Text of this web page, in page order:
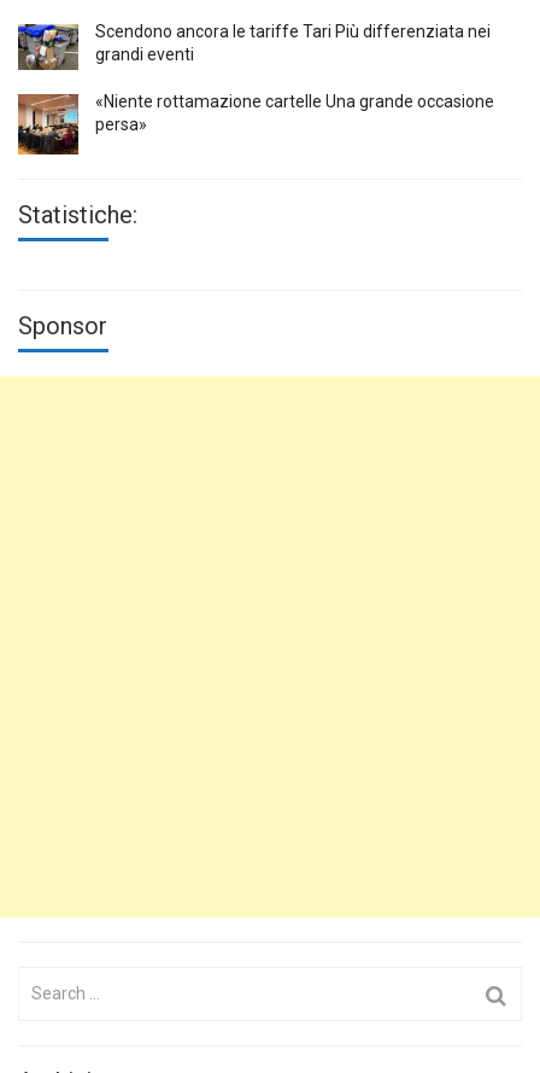
Scendono ancora le tariffe Tari Più differenziata nei
grandi eventi
«Niente rottamazione cartelle Una grande occasione
persa»
Statistiche:
Sponsor
Search